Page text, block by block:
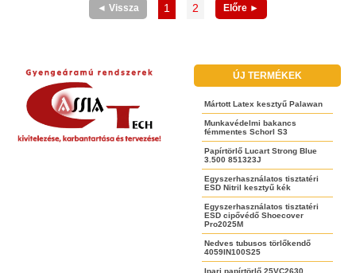
◄ Vissza 1 2 Előre ►
ÚJ TERMÉKEK
Mártott Latex kesztyű Palawan
Munkavédelmi bakancs
fémmentes Schorl S3
Papírtörlő Lucart Strong Blue
3.500 851323J
Egyszerhasználatos tisztatéri
ESD Nitril kesztyű kék
Egyszerhasználatos tisztatéri
ESD cipővédő Shoecover
Pro2025M
Nedves tubusos törlőkendő
4059IN100S25
Ipari papírtörlő 25VC2630